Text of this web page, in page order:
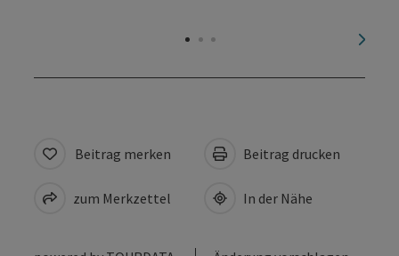
Beitrag merken
zum Merkzettel
Beitrag drucken
In der Nähe